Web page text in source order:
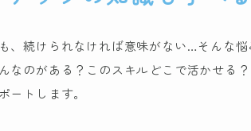
、続けられなければ意味がない…そんな悩
なのがある？このスキルどこで活かせる
ートします。